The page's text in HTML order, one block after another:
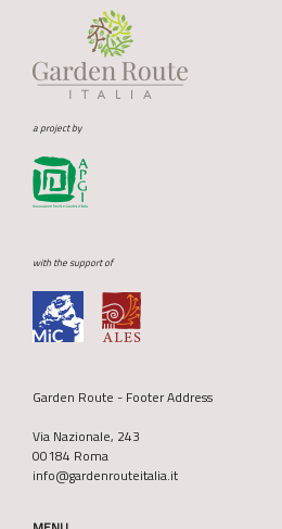
a project by
with the support of
Garden Route - Footer Address
Via Nazionale, 243
00184 Roma
info@gardenrouteitalia.it